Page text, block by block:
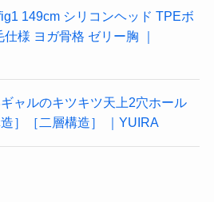
149cm シリコンヘッド TPEボ
様 ヨガ骨格 ゼリー胸 ｜
ャルのキツキツ天上2穴ホール
］［二層構造］ ｜YUIRA